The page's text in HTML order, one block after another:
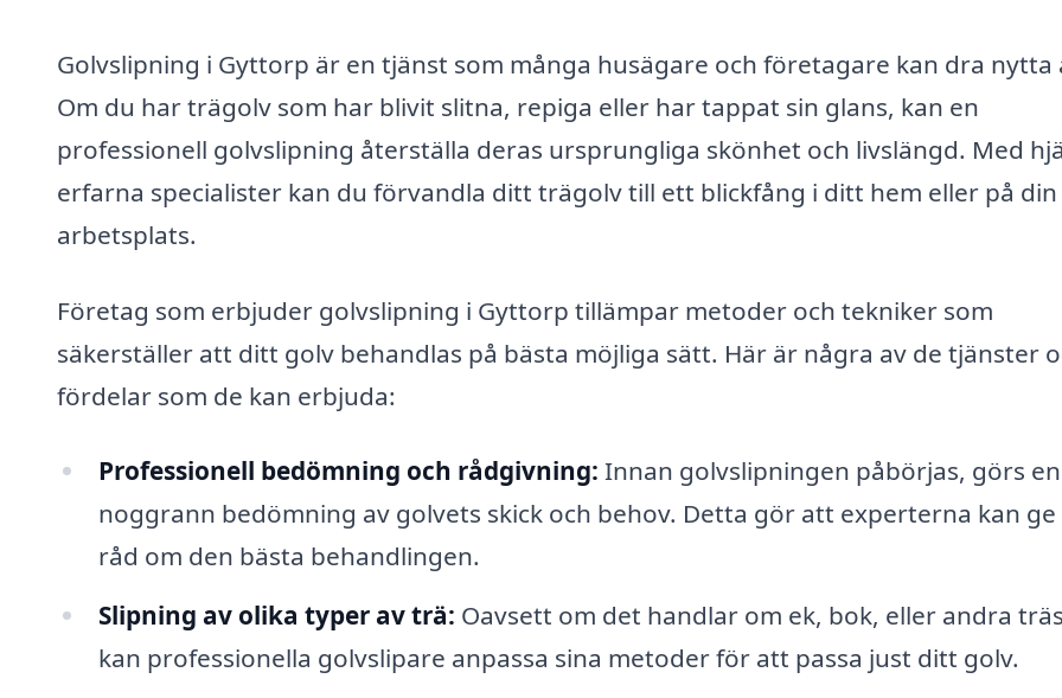
Golvslipning i Gyttorp är en tjänst som många husägare och företagare kan dra nytta
Om du har trägolv som har blivit slitna, repiga eller har tappat sin glans, kan en
professionell golvslipning återställa deras ursprungliga skönhet och livslängd. Med
erfarna specialister kan du förvandla ditt trägolv till ett blickfång i ditt hem eller på din
arbetsplats.
Företag som erbjuder golvslipning i Gyttorp tillämpar metoder och tekniker som
säkerställer att ditt golv behandlas på bästa möjliga sätt. Här är några av de tjänster
fördelar som de kan erbjuda:
Professionell bedömning och rådgivning: Innan golvslipningen påbörjas, görs en
noggrann bedömning av golvets skick och behov. Detta gör att experterna kan ge
råd om den bästa behandlingen.
Slipning av olika typer av trä: Oavsett om det handlar om ek, bok, eller andra
kan professionella golvslipare anpassa sina metoder för att passa just ditt golv.